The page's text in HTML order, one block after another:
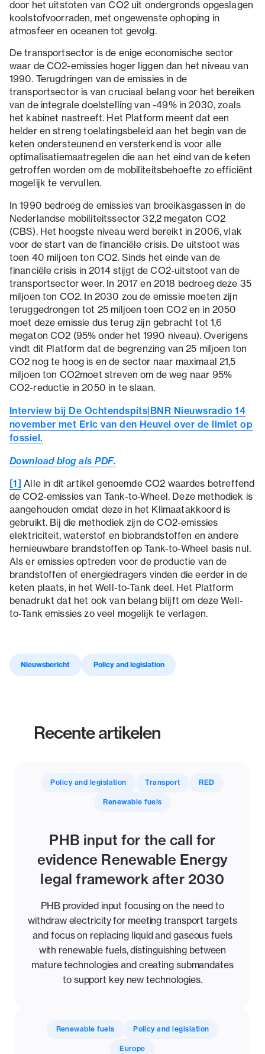
door het uitstoten van CO2 uit ondergronds opgeslagen
koolstofvoorraden, met ongewenste ophoping in
atmosfeer en oceanen tot gevolg.
De transportsector is de enige economische sector
waar de CO2-emissies hoger liggen dan het niveau van
1990. Terugdringen van de emissies in de
transportsector is van cruciaal belang voor het bereiken
van de integrale doelstelling van -49% in 2030, zoals
het kabinet nastreeft. Het Platform meent dat een
helder en streng toelatingsbeleid aan het begin van de
keten ondersteunend en versterkend is voor alle
optimalisatiemaatregelen die aan het eind van de keten
getroffen worden om de mobiliteitsbehoefte zo efficiënt
mogelijk te vervullen.
In 1990 bedroeg de emissies van broeikasgassen in de
Nederlandse mobiliteitssector 32,2 megaton CO2
(CBS). Het hoogste niveau werd bereikt in 2006, vlak
voor de start van de financiële crisis. De uitstoot was
toen 40 miljoen ton CO2. Sinds het einde van de
financiële crisis in 2014 stijgt de CO2-uitstoot van de
transportsector weer. In 2017 en 2018 bedroeg deze 35
miljoen ton CO2. In 2030 zou de emissie moeten zijn
teruggedrongen tot 25 miljoen toen CO2 en in 2050
moet deze emissie dus terug zijn gebracht tot 1,6
megaton CO2 (95% onder het 1990 niveau). Overigens
vindt dit Platform dat de begrenzing van 25 miljoen ton
CO2 nog te hoog is en de sector naar maximaal 21,5
miljoen ton CO2moet streven om de weg naar 95%
CO2-reductie in 2050 in te slaan.
Interview bij De Ochtendspits|BNR Nieuwsradio 14
november met Eric van den Heuvel over de limiet op
fossiel.
Download blog als PDF.
[1] Alle in dit artikel genoemde CO2 waardes betreffend
de CO2-emissies van Tank-to-Wheel. Deze methodiek is
aangehouden omdat deze in het Klimaatakkoord is
gebruikt. Bij die methodiek zijn de CO2-emissies
elektriciteit, waterstof en biobrandstoffen en andere
hernieuwbare brandstoffen op Tank-to-Wheel basis nul.
Als er emissies optreden voor de productie van de
brandstoffen of energiedragers vinden die eerder in de
keten plaats, in het Well-to-Tank deel. Het Platform
benadrukt dat het ook van belang blijft om deze Well-
to-Tank emissies zo veel mogelijk te verlagen.
Nieuwsbericht Policy and legislation
Recente artikelen
Policy and legislation Transport RED
Renewable fuels
PHB input for the call for
evidence Renewable Energy
legal framework after 2030
PHB provided input focusing on the need to
withdraw electricity for meeting transport targets
and focus on replacing liquid and gaseous fuels
with renewable fuels, distinguishing between
mature technologies and creating submandates
to support key new technologies.
Renewable fuels Policy and legislation
Europe